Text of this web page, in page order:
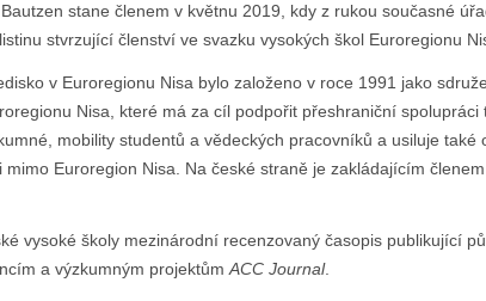
stane členem v květnu 2019, kdy z rukou současné
stvrzující členství ve svazku vysokých škol Euroregionu
v Euroregionu Nisa bylo založeno v roce 1991 jako
Nisa, které má za cíl podpořit přeshraniční spolupráci
mobility studentů a vědeckých pracovníků a usiluje také
Euroregion Nisa. Na české straně je zakládajícím
vysoké školy mezinárodní recenzovaný časopis publikující
a výzkumným projektům ACC Journal.